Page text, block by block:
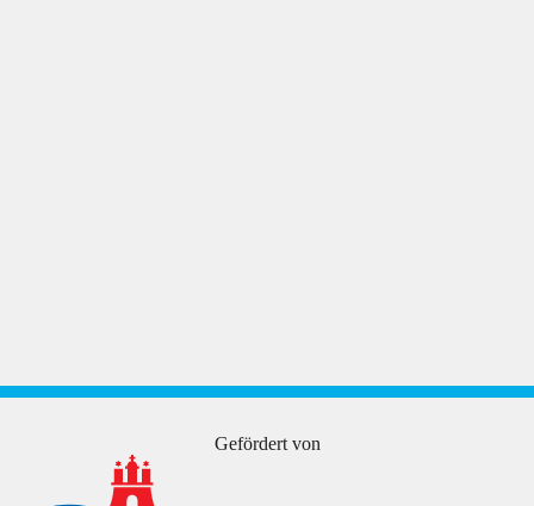
Gefördert von